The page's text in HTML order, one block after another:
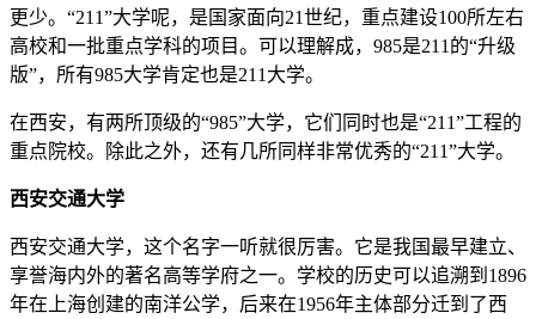
更少。“211”大学呢，是国家面向21世纪，重点建设100所左右
高校和一批重点学科的项目。可以理解成，985是211的“升级
版”，所有985大学肯定也是211大学。
在西安，有两所顶级的“985”大学，它们同时也是“211”工程的
重点院校。除此之外，还有几所同样非常优秀的“211”大学。
西安交通大学
西安交通大学，这个名字一听就很厉害。它是我国最早建立、
享誉海内外的著名高等学府之一。学校的历史可以追溯到1896
年在上海创建的南洋公学，后来在1956年主体部分迁到了西